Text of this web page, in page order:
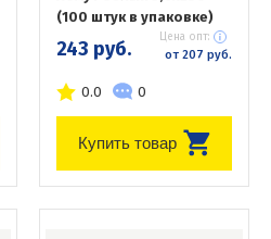
(100 штук в упаковке)
243 руб. Цена опт:
от 207 руб.
0.0 0
Купить товар